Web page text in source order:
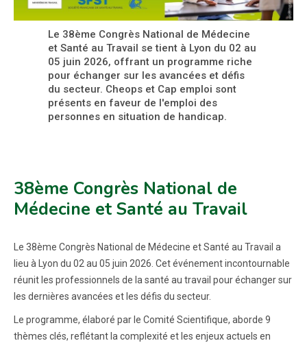
Le 38ème Congrès National de Médecine
et Santé au Travail se tient à Lyon du 02 au
05 juin 2026, offrant un programme riche
pour échanger sur les avancées et défis
du secteur. Cheops et Cap emploi sont
présents en faveur de l'emploi des
personnes en situation de handicap.
38ème Congrès National de
Médecine et Santé au Travail
Le 38ème Congrès National de Médecine et Santé au Travail a
lieu à Lyon du 02 au 05 juin 2026. Cet événement incontournable
réunit les professionnels de la santé au travail pour échanger sur
les dernières avancées et les défis du secteur.
Le programme, élaboré par le Comité Scientifique, aborde 9
thèmes clés, reflétant la complexité et les enjeux actuels en